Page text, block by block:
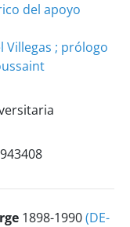
del apoyo
Villegas ; prólogo
1898-1990(DE-